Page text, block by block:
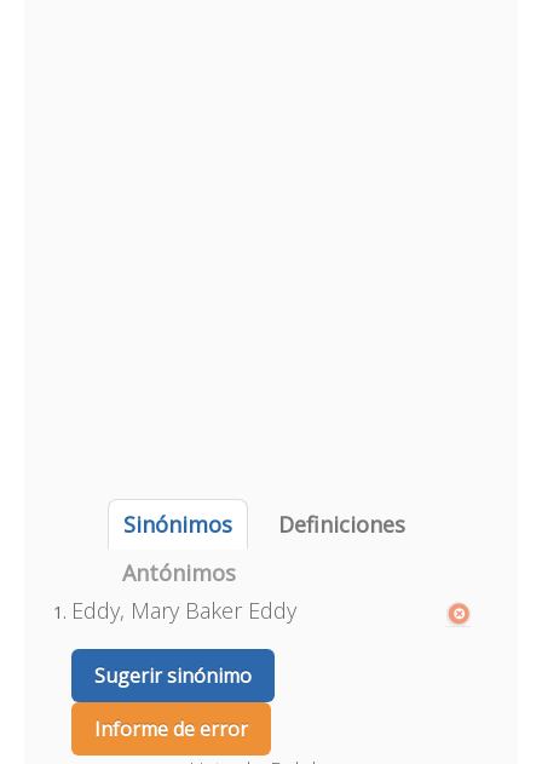
Sinónimos
Definiciones
Antónimos
Eddy, Mary Baker Eddy
Sugerir sinónimo
Informe de error